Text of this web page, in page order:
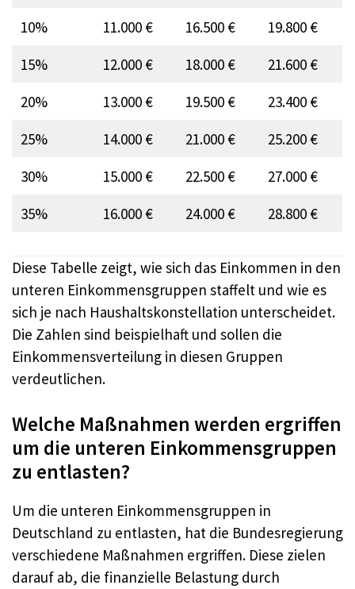
10%
11.000 € 16.500 €
19.800 €
15%
12.000 € 18.000 €
21.600 €
20%
13.000 € 19.500 €
23.400 €
25%
14.000 € 21.000 €
25.200 €
30%
15.000 € 22.500 €
27.000 €
35%
16.000 € 24.000 € 28.800 €
Diese Tabelle zeigt, wie sich das Einkommen in den
unteren Einkommensgruppen staffelt und wie es
sich je nach Haushaltskonstellation unterscheidet.
Die Zahlen sind beispielhaft und sollen die
Einkommensverteilung in diesen Gruppen
verdeutlichen.
Welche Maßnahmen werden ergriffen
um die unteren Einkommensgruppen
zu entlasten?
Um die unteren Einkommensgruppen in
Deutschland zu entlasten, hat die Bundesregierung
verschiedene Maßnahmen ergriffen. Diese zielen
darauf ab, die finanzielle Belastung durch